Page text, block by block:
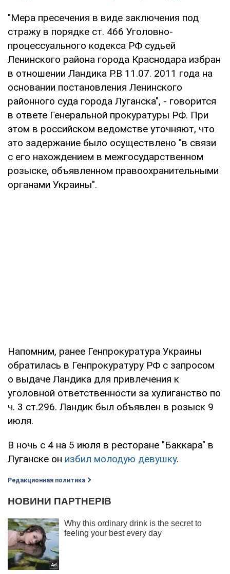
"Мера пресечения в виде заключения под
стражу в порядке ст. 466 Уголовно-
процессуального кодекса РФ судьей
Ленинского района города Краснодара избран
в отношении Ландика Р.В 11.07. 2011 года на
основании постановления Ленинского
районного суда города Луганска", - говорится
в ответе Генеральной прокуратуры РФ. При
этом в российском ведомстве уточняют, что
это задержание было осуществлено "в связи
с его нахождением в межгосударственном
розыске, объявленном правоохранительными
органами Украины".
Напомним, ранее Генпрокуратура Украины
обратилась в Генпрокуратуру РФ с запросом
о выдаче Ландика для привлечения к
уголовной ответственности за хулиганство по
ч. 3 ст.296. Ландик был объявлен в розыск 9
июля.
В ночь с 4 на 5 июля в ресторане "Баккара" в
Луганске он избил молодую девушку.
Редакционная политика